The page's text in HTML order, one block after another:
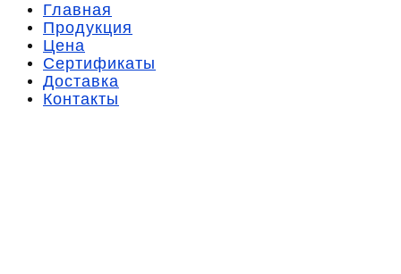
Главная
Продукция
Цена
Сертификаты
Доставка
Контакты